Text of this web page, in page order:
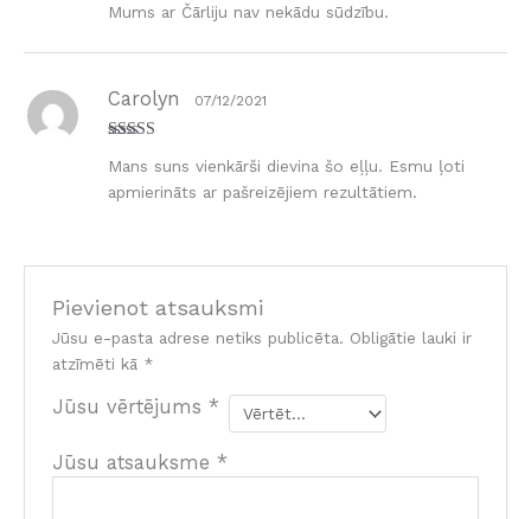
Mums ar Čārliju nav nekādu sūdzību.
5no 5
Carolyn 07/12/2021
Mans suns vienkārši dievina šo eļļu. Esmu ļoti
apmierināts ar pašreizējiem rezultātiem.
Pievienot atsauksmi
Jūsu e-pasta adrese netiks publicēta. Obligātie lauki ir
atzīmēti kā *
Jūsu vērtējums *
Jūsu atsauksme *